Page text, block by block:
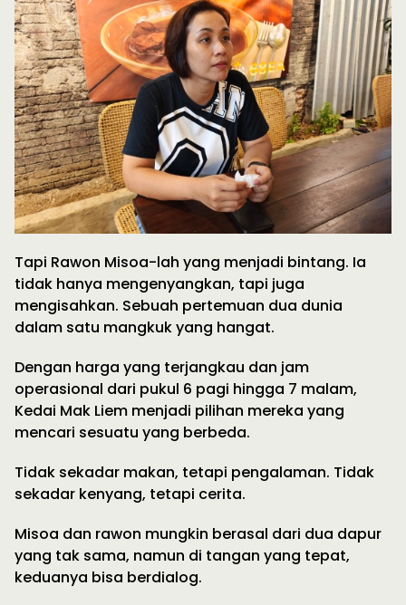
Tapi Rawon Misoa-lah yang menjadi bintang. Ia
tidak hanya mengenyangkan, tapi juga
mengisahkan. Sebuah pertemuan dua dunia
dalam satu mangkuk yang hangat.
Dengan harga yang terjangkau dan jam
operasional dari pukul 6 pagi hingga 7 malam,
Kedai Mak Liem menjadi pilihan mereka yang
mencari sesuatu yang berbeda.
Tidak sekadar makan, tetapi pengalaman. Tidak
sekadar kenyang, tetapi cerita.
Misoa dan rawon mungkin berasal dari dua dapur
yang tak sama, namun di tangan yang tepat,
keduanya bisa berdialog.